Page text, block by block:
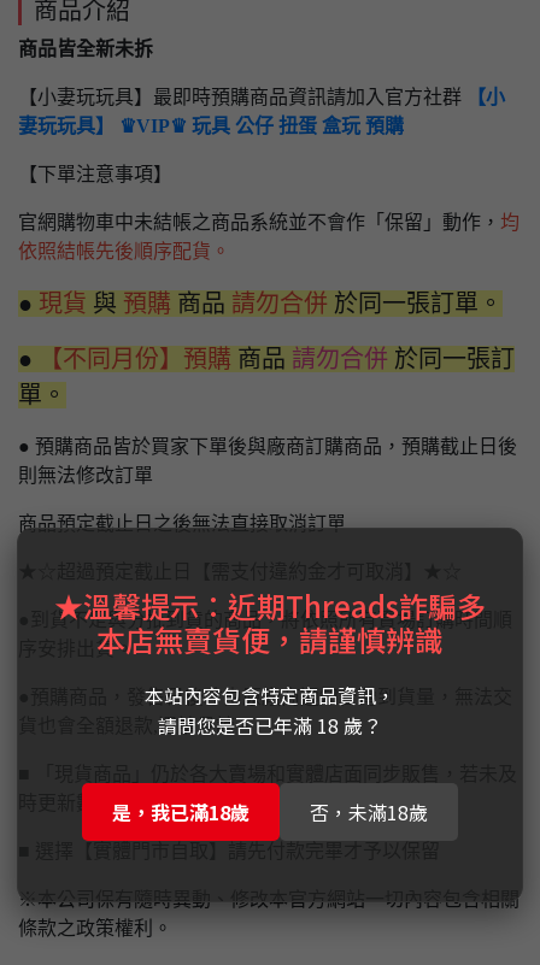
商品介紹
商品皆全新未拆
【小妻玩玩具】最即時預購商品資訊請加入官方社群
【小
妻玩玩具】 ♛VIP♛ 玩具 公仔 扭蛋 盒玩 預購
【下單注意事項】
官網購物車中未結帳之商品系統並不會作「保留」動作， 均
依照結帳先後順序配貨。
● 現貨 與 預購 商品 請勿合併 於同一張訂單。
● 【不同月份】預購 商品 請勿合併 於同一張訂
單。
● 預購商品皆於買家下單後與廠商訂購商品，預購截止日後
則無法修改訂單
商品預定截止日之後無法直接取消訂單
●到貨不足與分批到貨的商品，將依照所有賣場訂購時間順
序安排出貨。
●預購商品，發售日後才由原廠商通知台灣到貨量，無法交
貨也會全額退款,還請見諒。
時更新數量商品售完將通知取消訂單
※本公司保有隨時異動、修改本官方網站一切內容包含相關
條款之政策權利。
★溫馨提示：近期Threads詐騙多
本店無賣貨便，請謹慎辨識
本站內容包含特定商品資訊，
請問您是否已年滿 18 歲？
是，我已滿18歲 否，未滿18歲